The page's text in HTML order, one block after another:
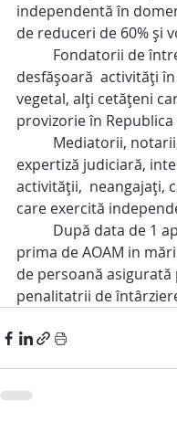
independentă în
de reduceri de 60% şi
desfășoară  activități
vegetal, alţi cetăţeni
provizorie în
expertiză judiciară,
activităţii,  neangajaţi,
care exercită
prima de AOAM in
de реrsоаnă
penalitatrii de